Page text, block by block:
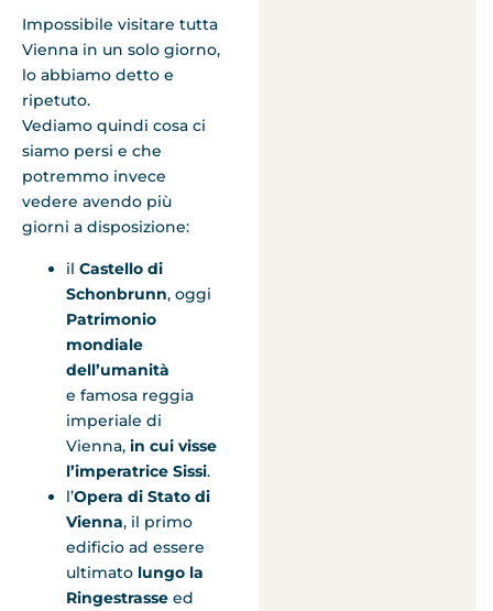
Impossibile visitare tutta
Vienna in un solo giorno,
lo abbiamo detto e
ripetuto.
Vediamo quindi cosa ci
siamo persi e che
potremmo invece
vedere avendo più
giorni a disposizione:
il Castello di
Schonbrunn, oggi
Patrimonio
mondiale
dell’umanità
e famosa reggia
imperiale di
Vienna, in cui visse
l’imperatrice Sissi.
l’Opera di Stato di
Vienna, il primo
edificio ad essere
ultimato lungo la
Ringestrasse ed